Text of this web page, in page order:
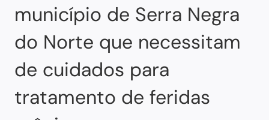
município de Serra Negra
do Norte que necessitam
de cuidados para
tratamento de feridas